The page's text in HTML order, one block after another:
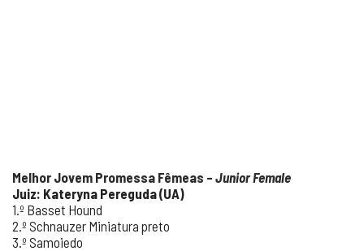
Melhor Jovem Promessa Fêmeas – Junior Female
Juiz: Kateryna Pereguda (UA)
1.º Basset Hound
2.º Schnauzer Miniatura preto
3.º Samoiedo